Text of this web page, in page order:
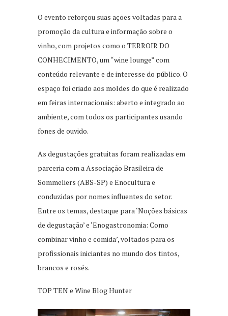
O evento reforçou suas ações voltadas para a
promoção da cultura e informação sobre o
vinho, com projetos como o TERROIR DO
CONHECIMENTO, um “wine lounge” com
conteúdo relevante e de interesse do público. O
espaço foi criado aos moldes do que é realizado
em feiras internacionais: aberto e integrado ao
ambiente, com todos os participantes usando
fones de ouvido.
As degustações gratuitas foram realizadas em
parceria com a Associação Brasileira de
Sommeliers (ABS-SP) e Enocultura e
conduzidas por nomes influentes do setor.
Entre os temas, destaque para ‘Noções básicas
de degustação’ e ‘Enogastronomia: Como
combinar vinho e comida’, voltados para os
profissionais iniciantes no mundo dos tintos,
brancos e rosés.
TOP TEN e Wine Blog Hunter